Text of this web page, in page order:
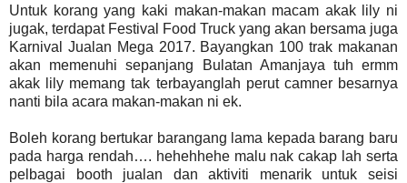
Untuk korang yang kaki makan-makan macam akak lily ni
jugak, terdapat Festival Food Truck yang akan bersama juga
Karnival Jualan Mega 2017. Bayangkan 100 trak makanan
akan memenuhi sepanjang Bulatan Amanjaya tuh ermm
akak lily memang tak terbayanglah perut camner besarnya
nanti bila acara makan-makan ni ek.
Boleh korang bertukar barangang lama kepada barang baru
pada harga rendah…. hehehhehe malu nak cakap lah serta
pelbagai booth jualan dan aktiviti menarik untuk seisi